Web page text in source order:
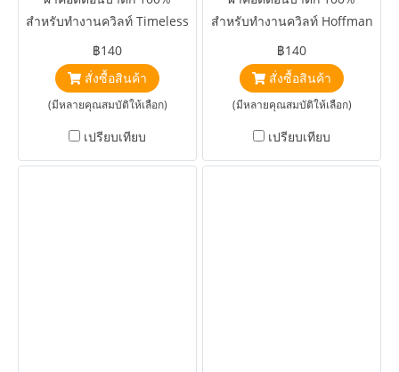
สำหรับทำงานควิลท์ Timeless
Treasure Tonga Batiks Icing
Rain
฿140
สั่งซื้อสินค้า
(มีหลายคุณสมบัติให้เลือก)
เปรียบเทียบ
สำหรับทำงานควิลท์ Hoffman
Batiks Spring Breeze Violet
฿140
สั่งซื้อสินค้า
(มีหลายคุณสมบัติให้เลือก)
เปรียบเทียบ